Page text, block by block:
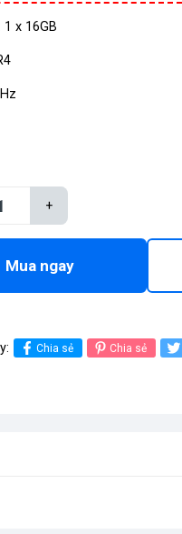
1 x 16GB
+
Mua ngay
Chia sẻ Chia sẻ